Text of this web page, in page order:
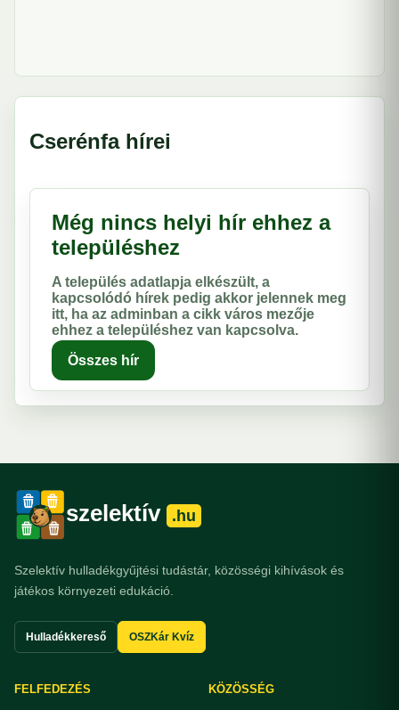
Cserénfa hírei
Még nincs helyi hír ehhez a
településhez
A település adatlapja elkészült, a
kapcsolódó hírek pedig akkor jelennek meg
itt, ha az adminban a cikk város mezője
ehhez a településhez van kapcsolva.
Összes hír
szelektív .hu
Szelektív hulladékgyűjtési tudástár, közösségi kihívások és
játékos környezeti edukáció.
Hulladékkereső OSZKár Kvíz
FELFEDEZÉS KÖZÖSSÉG